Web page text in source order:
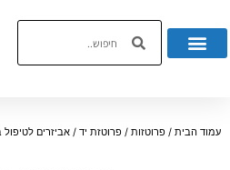
עמוד הבית / פרוטזות / פרוטזת יד / אביזרים לטיפול